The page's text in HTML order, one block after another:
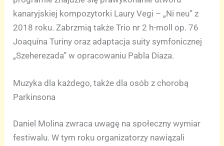
kanaryjskiej kompozytorki Laury Vegi – „Ni neu” z
2018 roku. Zabrzmią także Trio nr 2 h-moll op. 76
Joaquína Turiny oraz adaptacja suity symfonicznej
„Szeherezada” w opracowaniu Pabla Díaza.
Muzyka dla każdego, także dla osób z chorobą
Parkinsona
Daniel Molina zwraca uwagę na społeczny wymiar
festiwalu. W tym roku organizatorzy nawiązali